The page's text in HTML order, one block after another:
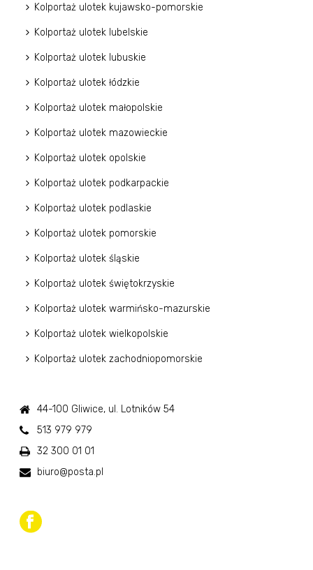
Kolportaż ulotek kujawsko-pomorskie
Kolportaż ulotek lubelskie
Kolportaż ulotek lubuskie
Kolportaż ulotek łódzkie
Kolportaż ulotek małopolskie
Kolportaż ulotek mazowieckie
Kolportaż ulotek opolskie
Kolportaż ulotek podkarpackie
Kolportaż ulotek podlaskie
Kolportaż ulotek pomorskie
Kolportaż ulotek śląskie
Kolportaż ulotek świętokrzyskie
Kolportaż ulotek warmińsko-mazurskie
Kolportaż ulotek wielkopolskie
Kolportaż ulotek zachodniopomorskie
44-100 Gliwice, ul. Lotników 54
513 979 979
32 300 01 01
biuro@posta.pl